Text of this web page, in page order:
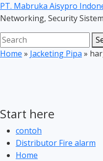
Skip
to
main
content
PT. Mabruka Aisypro
Networking, Security
Search
for:
Home » Jacketing Pipa »
Start here
contoh
Distributor Fire alarm
Home